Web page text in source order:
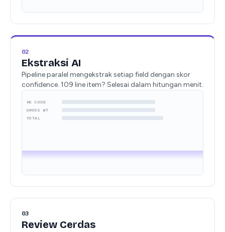
02
Ekstraksi AI
Pipeline paralel mengekstrak setiap field dengan skor
confidence. 109 line item? Selesai dalam hitungan menit.
HS CODE 8523.51.10
GROSS WT
908.0 kg
TOTAL
03
Review Cerdas